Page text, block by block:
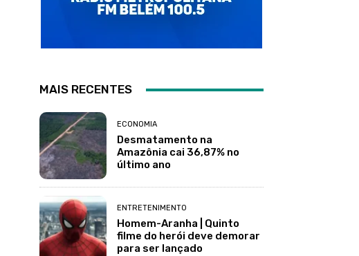
MAIS RECENTES
ECONOMIA
Desmatamento na
Amazônia cai 36,87% no
último ano
ENTRETENIMENTO
Homem-Aranha | Quinto
filme do herói deve demorar
para ser lançado